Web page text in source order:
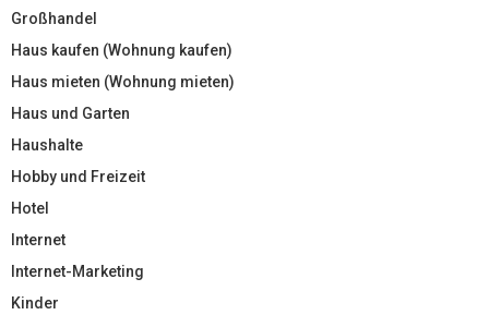
Großhandel
Haus kaufen (Wohnung kaufen)
Haus mieten (Wohnung mieten)
Haus und Garten
Haushalte
Hobby und Freizeit
Hotel
Internet
Internet-Marketing
Kinder